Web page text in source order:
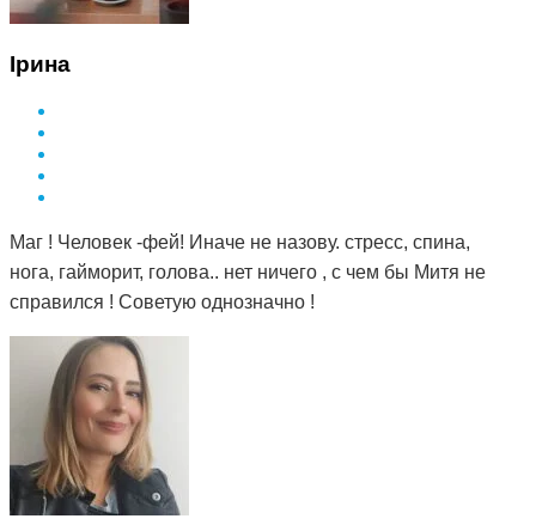
Ірина
Маг ! Человек -фей! Иначе не назову. стресс, спина,
нога, гайморит, голова.. нет ничего , с чем бы Митя не
справился ! Советую однозначно !